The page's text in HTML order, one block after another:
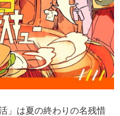
」は夏の終わりの名残惜